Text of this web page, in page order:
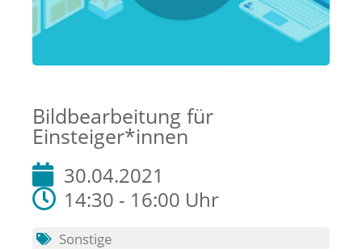
Bildbearbeitung für
Einsteiger*innen
30.04.2021
14:30 - 16:00 Uhr
Sonstige